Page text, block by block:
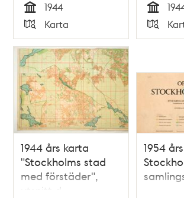
Tid
1944
Typ
Karta Tid
Typ
1944 års karta
"Stockholms stad
med förstäder",
utsnitt d
1954